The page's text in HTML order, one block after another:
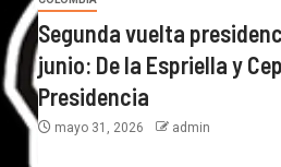
Segunda vuelta
junio: De la Espriella y
Presidencia
mayo 31, 2026 admin